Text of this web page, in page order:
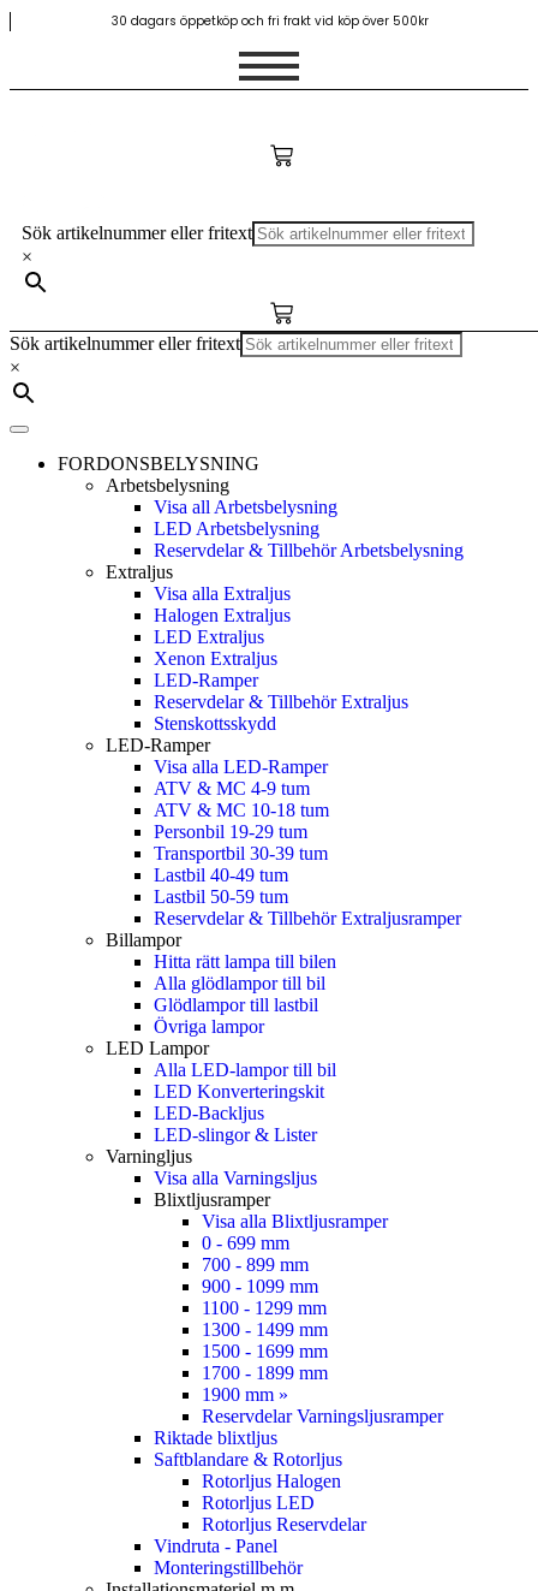
30 dagars öppetköp och fri frakt vid köp över 500kr
Sök artikelnummer eller fritext
×
Sök artikelnummer eller fritext
×
FORDONSBELYSNING
Arbetsbelysning
Visa all Arbetsbelysning
LED Arbetsbelysning
Reservdelar & Tillbehör Arbetsbelysning
Extraljus
Visa alla Extraljus
Halogen Extraljus
LED Extraljus
Xenon Extraljus
LED-Ramper
Reservdelar & Tillbehör Extraljus
Stenskottsskydd
LED-Ramper
Visa alla LED-Ramper
ATV & MC 4-9 tum
ATV & MC 10-18 tum
Personbil 19-29 tum
Transportbil 30-39 tum
Lastbil 40-49 tum
Lastbil 50-59 tum
Reservdelar & Tillbehör Extraljusramper
Billampor
Hitta rätt lampa till bilen
Alla glödlampor till bil
Glödlampor till lastbil
Övriga lampor
LED Lampor
Alla LED-lampor till bil
LED Konverteringskit
LED-Backljus
LED-slingor & Lister
Varningljus
Visa alla Varningsljus
Blixtljusramper
Visa alla Blixtljusramper
0 - 699 mm
700 - 899 mm
900 - 1099 mm
1100 - 1299 mm
1300 - 1499 mm
1500 - 1699 mm
1700 - 1899 mm
1900 mm »
Reservdelar Varningsljusramper
Riktade blixtljus
Saftblandare & Rotorljus
Rotorljus Halogen
Rotorljus LED
Rotorljus Reservdelar
Vindruta - Panel
Monteringstillbehör